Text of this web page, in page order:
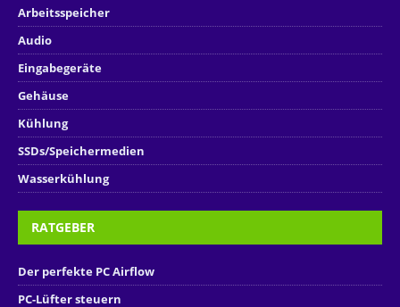
Arbeitsspeicher
Audio
Eingabegeräte
Gehäuse
Kühlung
SSDs/Speichermedien
Wasserkühlung
RATGEBER
Der perfekte PC Airflow
PC-Lüfter steuern